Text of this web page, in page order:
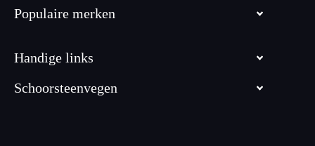
Populaire merken
Handige links
Schoorsteenvegen